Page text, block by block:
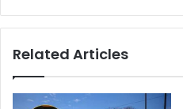
Related Articles